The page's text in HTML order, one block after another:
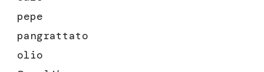
pepe
pangrattato
olio